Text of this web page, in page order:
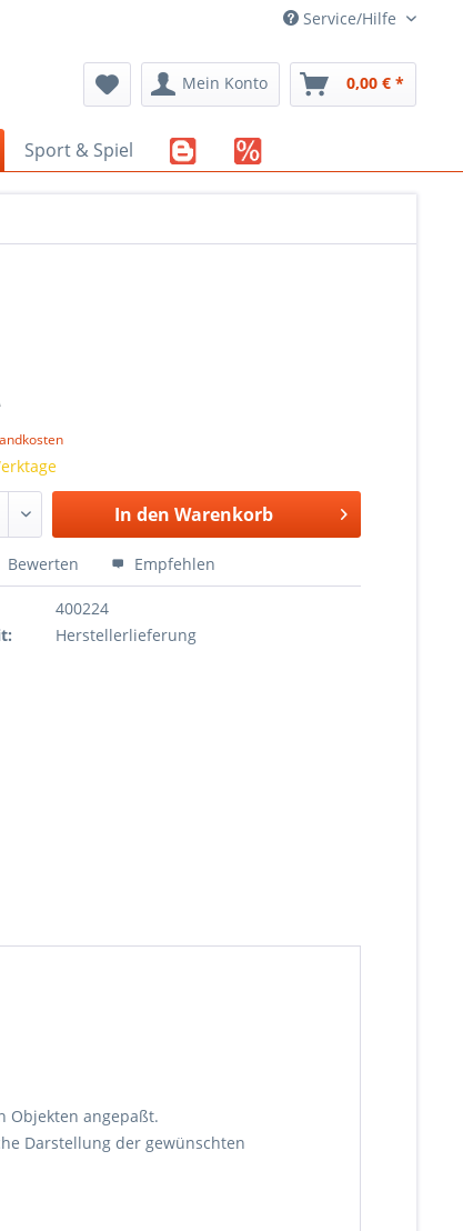
Service/Hilfe
Mein Konto 0,00 € *
Sport & Spiel
In den Warenkorb
Bewerten Empfehlen
400224
Herstellerlieferung
Objekten angepaßt.
Darstellung der gewünschten